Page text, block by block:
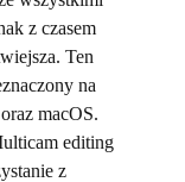
z czasem
Ten
na
macOS.
editing
z